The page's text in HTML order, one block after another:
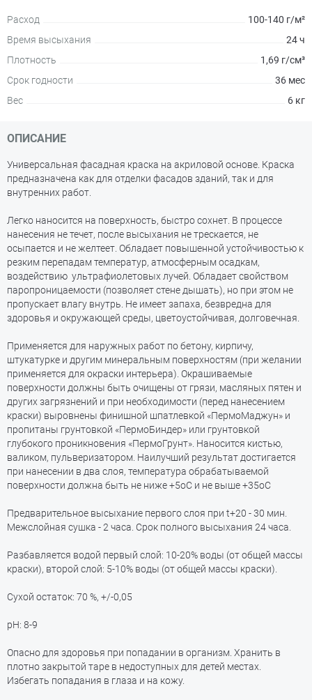
Расход
100-140 г/м²
Время высыхания
24 ч
Плотность
1,69 г/см³
Срок годности
36 мес
Вес
6 кг
ОПИСАНИЕ
Универсальная фасадная краска на акриловой основе. Краска
предназначена как для отделки фасадов зданий, так и для
внутренних работ.
Легко наносится на поверхность, быстро сохнет. В процессе
нанесения не течет, после высыхания не трескается, не
осыпается и не желтеет. Обладает повышенной устойчивостью к
резким перепадам температур, атмосферным осадкам,
воздействию ультрафиолетовых лучей. Обладает свойством
паропроницаемости (позволяет стене дышать), но при этом не
пропускает влагу внутрь. Не имеет запаха, безвредна для
здоровья и окружающей среды, цветоустойчивая, долговечная.
Применяется для наружных работ по бетону, кирпичу,
штукатурке и другим минеральным поверхностям (при желании
применяется для окраски интерьера). Окрашиваемые
поверхности должны быть очищены от грязи, масляных пятен и
других загрязнений и при необходимости (перед нанесением
краски) выровнены финишной шпатлевкой «ПермоМаджун» и
пропитаны грунтовкой «ПермоБиндер» или грунтовкой
глубокого проникновения «ПермоГрунт». Наносится кистью,
валиком, пульверизатором. Наилучший результат достигается
при нанесении в два слоя, температура обрабатываемой
поверхности должна быть не ниже +5оС и не выше +35оС
Предварительное высыхание первого слоя при t+20 - 30 мин.
Межслойная сушка - 2 часа. Срок полного высыхания 24 часа.
Разбавляется водой первый слой: 10-20% воды (от общей массы
краски), второй слой: 5-10% воды (от общей массы краски).
Сухой остаток: 70 %, +/-0,05
рН: 8-9
Опасно для здоровья при попадании в организм. Хранить в
плотно закрытой таре в недоступных для детей местах.
Избегать попадания в глаза и на кожу.